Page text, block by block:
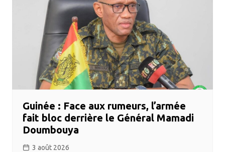
Guinée : Face aux rumeurs, l’armée
fait bloc derrière le Général Mamadi
Doumbouya
3 août 2026